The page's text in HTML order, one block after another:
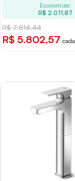
Economize:
R$ 2.011,87
R$ 7.814,44
R$ 5.802,57 cada